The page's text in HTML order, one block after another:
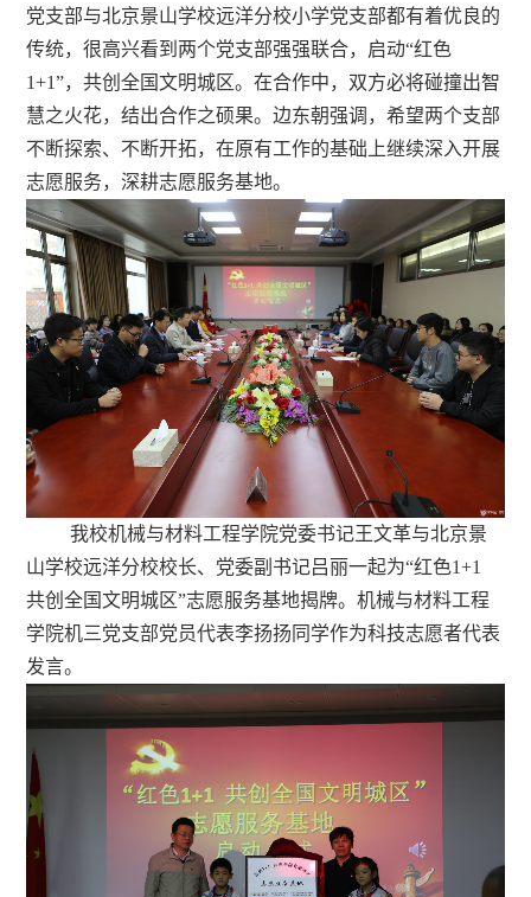
党支部与北京景山学校远洋分校小学党支部都有着优良的
传统，很高兴看到两个党支部强强联合，启动“红色
1+1”，共创全国文明城区。在合作中，双方必将碰撞出智
慧之火花，结出合作之硕果。边东朝强调，希望两个支部
不断探索、不断开拓，在原有工作的基础上继续深入开展
志愿服务，深耕志愿服务基地。
我校机械与材料工程学院党委书记王文革与北京景
山学校远洋分校校长、党委副书记吕丽一起为“红色1+1
共创全国文明城区”志愿服务基地揭牌。机械与材料工程
学院机三党支部党员代表李扬扬同学作为科技志愿者代表
发言。